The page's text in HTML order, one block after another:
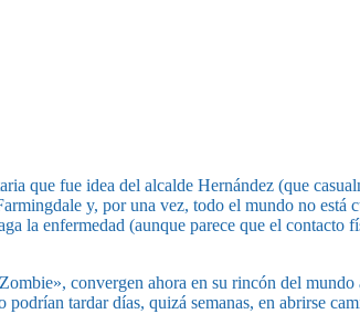
que fue idea del alcalde Hernández (que
y, por una vez, todo el mundo no
la enfermedad (aunque parece que el contacto
convergen ahora en su rincón del
tardar días, quizá semanas, en abrirse